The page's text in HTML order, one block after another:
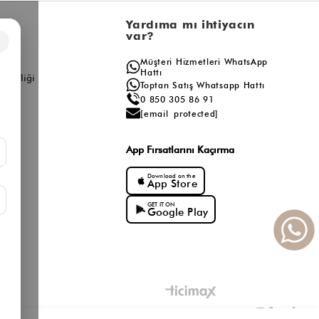
Birliği
Yardıma mı ihtiyacın
var?
Müşteri Hizmetleri WhatsApp
Hattı
Toptan Satış Whatsapp Hattı
0 850 305 86 91
[email protected]
App Fırsatlarını Kaçırma
Download on the
App Store
GET IT ON
Google Play